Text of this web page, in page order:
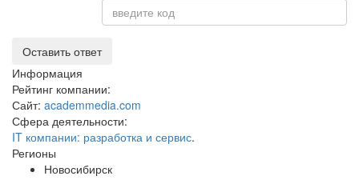
Оставить ответ
Информация
Рейтинг компании:
Сайт: academmedia.com
Сфера деятельности:
IT компании: разработка и сервис.
Регионы
Новосибирск